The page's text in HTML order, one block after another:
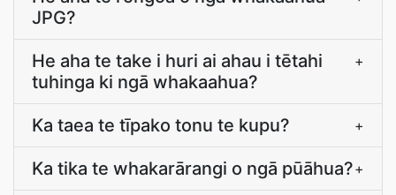
JPG?
He aha te take i huri ai ahau i tētahi
tuhinga ki ngā whakaahua?
+
Ka taea te tīpako tonu te kupu? +
Ka tika te whakarārangi o ngā pūāhua?+